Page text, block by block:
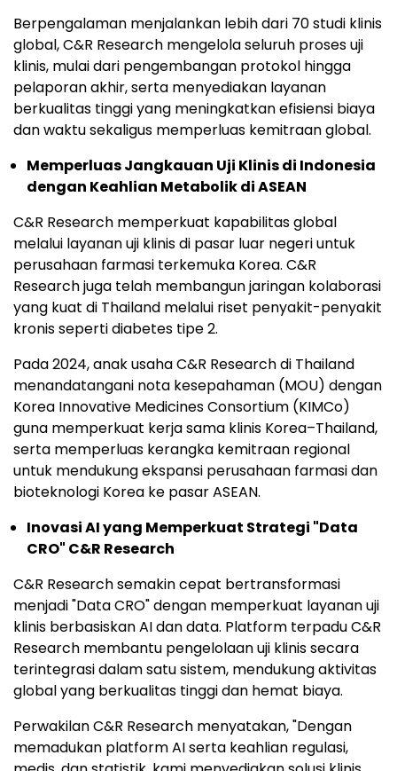
Berpengalaman menjalankan lebih dari 70 studi klinis
global, C&R Research mengelola seluruh proses uji
klinis, mulai dari pengembangan protokol hingga
pelaporan akhir, serta menyediakan layanan
berkualitas tinggi yang meningkatkan efisiensi biaya
dan waktu sekaligus memperluas kemitraan global.
Memperluas Jangkauan Uji Klinis di Indonesia
dengan Keahlian Metabolik di ASEAN
C&R Research memperkuat kapabilitas global
melalui layanan uji klinis di pasar luar negeri untuk
perusahaan farmasi terkemuka Korea. C&R
Research juga telah membangun jaringan kolaborasi
yang kuat di Thailand melalui riset penyakit-penyakit
kronis seperti diabetes tipe 2.
Pada 2024, anak usaha C&R Researchdi Thailand
menandatangani nota kesepahaman (MOU) dengan
Korea Innovative Medicines Consortium (KIMCo)
guna memperkuat kerja sama klinis Korea–Thailand,
serta memperluas kerangka kemitraan regional
untuk mendukung ekspansi perusahaan farmasi dan
bioteknologi Korea ke pasar ASEAN.
Inovasi AI yang Memperkuat Strategi "Data
CRO" C&R Research
C&R Research semakin cepat bertransformasi
menjadi "Data CRO" dengan memperkuat layanan uji
klinis berbasiskan AI dan data. Platform terpadu C&R
Research membantu pengelolaan uji klinis secara
terintegrasi dalam satu sistem, mendukung aktivitas
global yang berkualitas tinggi dan hemat biaya.
Perwakilan C&R Research menyatakan, "Dengan
memadukan platform AI serta keahlian regulasi,